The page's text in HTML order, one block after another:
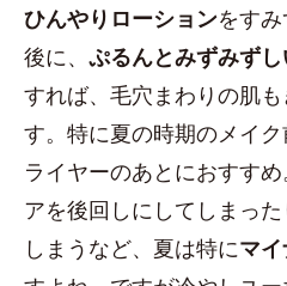
ひんやりローションをす
後に、 ぷるんとみずみず
すれば、毛穴まわりの肌
す。特に夏の時期のメイ
ライヤーのあとにおすす
アを後回しにしてしまっ
しまうなど、夏は特にマ